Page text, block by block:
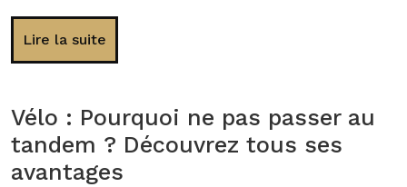
Lire la suite
Vélo : Pourquoi ne pas passer au
tandem ? Découvrez tous ses
avantages